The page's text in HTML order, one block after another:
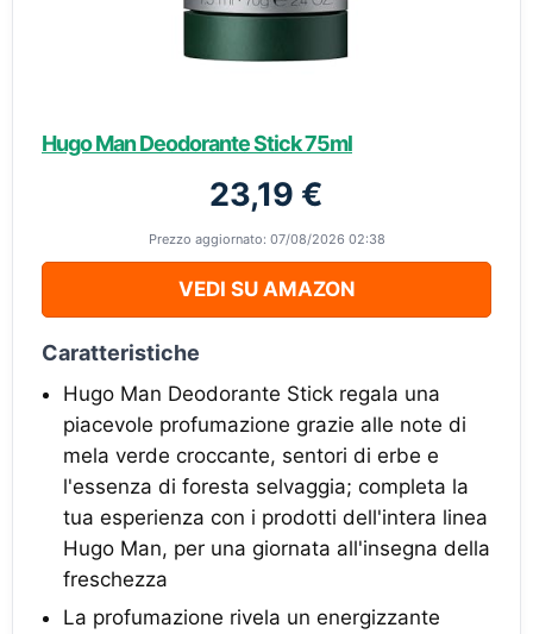
Hugo Man Deodorante Stick 75ml
23,19 €
Prezzo aggiornato: 07/08/2026 02:38
VEDI SU AMAZON
Caratteristiche
Hugo Man Deodorante Stick regala una
piacevole profumazione grazie alle note di
mela verde croccante, sentori di erbe e
l'essenza di foresta selvaggia; completa la
tua esperienza con i prodotti dell'intera linea
Hugo Man, per una giornata all'insegna della
freschezza
La profumazione rivela un energizzante